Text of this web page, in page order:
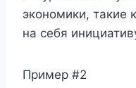
экономики, такие
на себя
Пример #2